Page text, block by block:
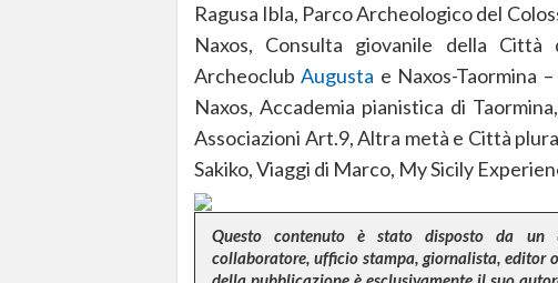
Ragusa Ibla, Parco Archeologico del
Naxos, Consulta giovanile della
ArcheoclubAugusta e Naxos-Taormina
Naxos, Accademia pianistica di
Associazioni Art.9, Altra metà e Città
Sakiko, Viaggi di Marco, My Sicily
Questo contenuto è stato disposto da un
collaboratore, ufficio stampa, giornalista, editor